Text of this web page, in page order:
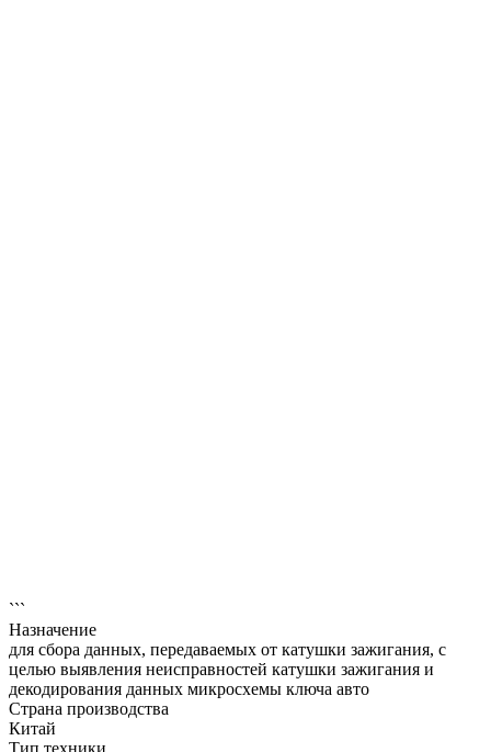
```
Назначение
для сбора данных, передаваемых от катушки зажигания, с
целью выявления неисправностей катушки зажигания и
декодирования данных микросхемы ключа авто
Страна производства
Китай
Тип техники